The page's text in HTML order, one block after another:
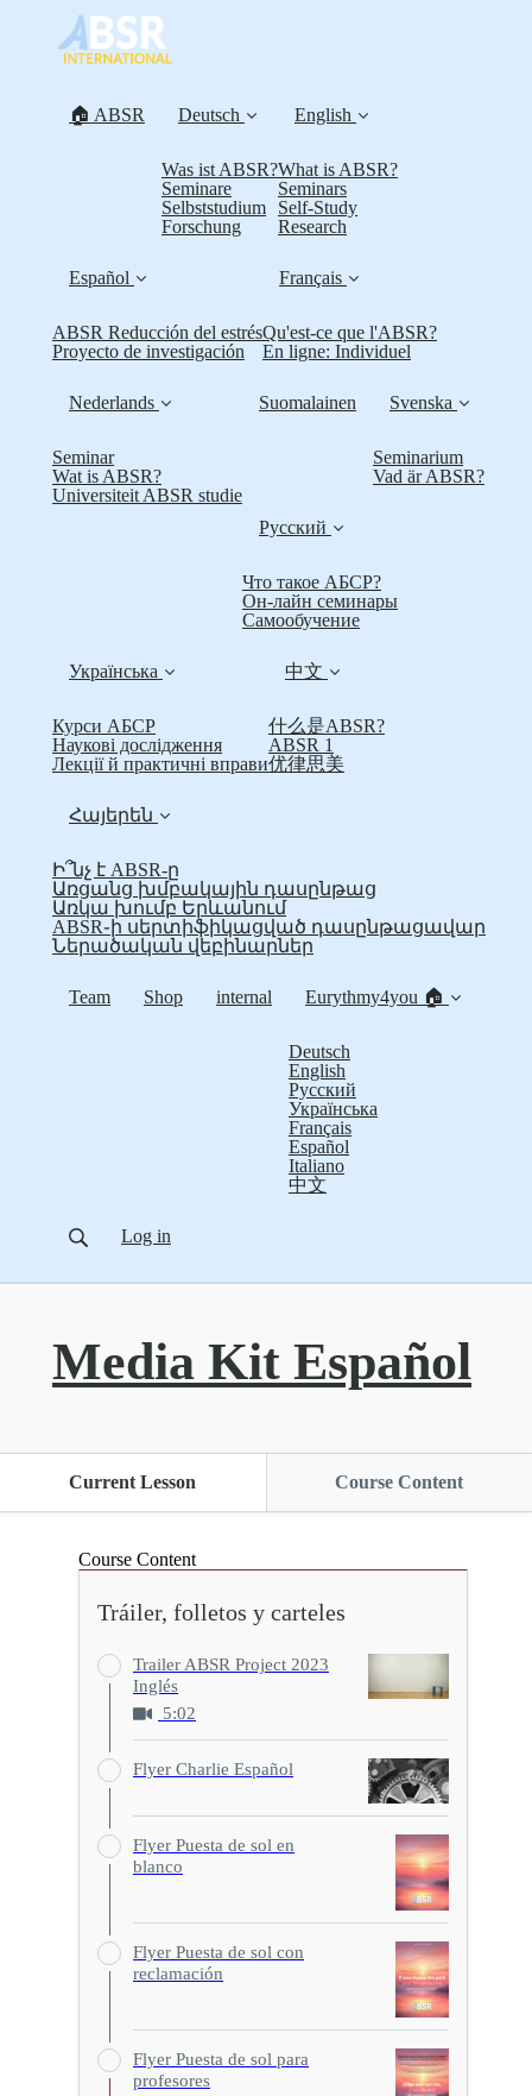
🏠 ABSR Deutsch
Was ist ABSR?
Seminare
Selbststudium
Forschung
English
What is ABSR?
Seminars
Self-Study
Research
Español
ABSR Reducción del estrés
Proyecto de investigación
Français
Qu'est-ce que l'ABSR?
En ligne: Individuel
Nederlands
Seminar
Wat is ABSR?
Universiteit ABSR studie
Suomalainen Svenska
Seminarium
Vad är ABSR?
Русский
Что такое АБСР?
Он-лайн семинары
Самообучение
Українська
Курси АБСР
Наукові дослідження
Лекції й практичні вправи
中文
什么是ABSR?
ABSR 1
优律思美
Հայերեն
Ի՞նչ է ABSR-ը
Առցանց խմբակային դասընթաց
Առկա խումբ Երևանում
ABSR֊ի սերտիֆիկացված դասընթացավար
Ներածական վեբինարներ
Team Shop internal Eurythmy4you 🏠
Deutsch
English
Русский
Українська
Français
Español
Italiano
中文
Log in
Media Kit Español
Current Lesson Course Content
Course Content
Tráiler, folletos y carteles
Trailer ABSR Project 2023
Inglés
5:02
Flyer Charlie Español
Flyer Puesta de sol en
blanco
Flyer Puesta de sol con
reclamación
Flyer Puesta de sol para
profesores